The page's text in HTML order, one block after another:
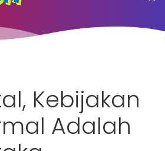
Kebijakan
Adalah